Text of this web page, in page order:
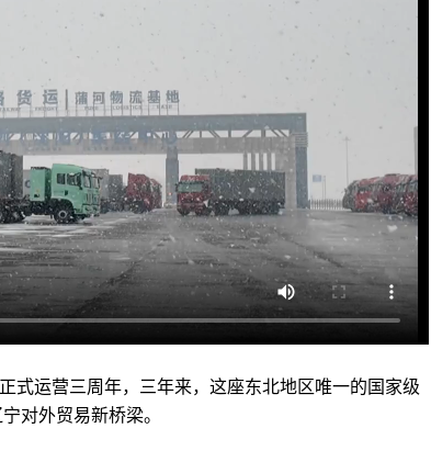
运营三周年，三年来，这座东北地区唯一的国家级
对外贸易新桥梁。